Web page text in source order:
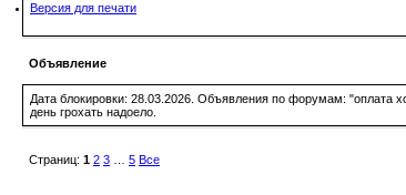
Версия для печати
Объявление
Дата блокировки: 28.03.2026. Объявления по форумам: "оплата
день грохать надоело.
Страниц: 1 2 3 … 5 Все